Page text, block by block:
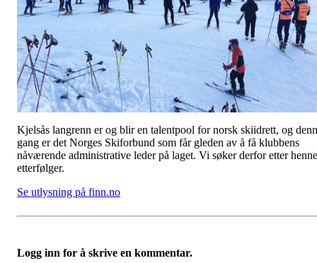
Kjelsås langrenn er og blir en talentpool for norsk skiidrett, og
gang er det Norges Skiforbund som får gleden av å få klubbens
nåværende administrative leder på laget. Vi søker derfor etter
etterfølger.
Se utlysning på finn.no
Logg inn for å skrive en kommentar.